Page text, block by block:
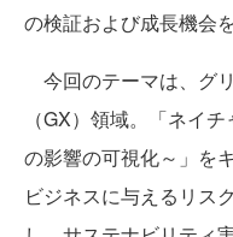
の検証および成長機会
今回のテーマは、グ
（GX）領域。「ネイ
の影響の可視化～」を
ビジネスに与えるリス